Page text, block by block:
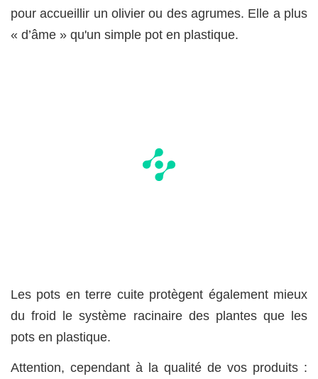
pour accueillir un olivier ou des agrumes. Elle a plus
« d’âme » qu'un simple pot en plastique.
Les pots en terre cuite protègent également mieux
du froid le système racinaire des plantes que les
pots en plastique.
Attention, cependant à la qualité de vos produits :